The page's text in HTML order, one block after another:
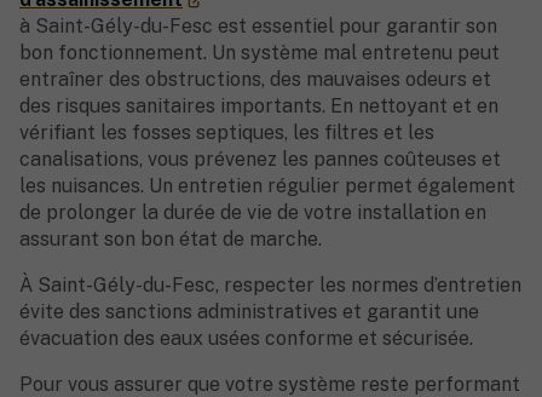
à Saint-Gély-du-Fesc est essentiel pour garantir son
bon fonctionnement. Un système mal entretenu peut
entraîner des obstructions, des mauvaises odeurs et
des risques sanitaires importants. En nettoyant et en
vérifiant les fosses septiques, les filtres et les
canalisations, vous prévenez les pannes coûteuses et
les nuisances. Un entretien régulier permet également
de prolonger la durée de vie de votre installation en
assurant son bon état de marche.
À Saint-Gély-du-Fesc, respecter les normes d’entretien
évite des sanctions administratives et garantit une
évacuation des eaux usées conforme et sécurisée.
Pour vous assurer que votre système reste performant